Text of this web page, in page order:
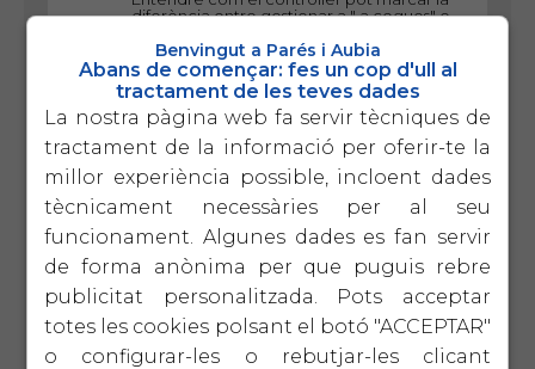
diferència entre gestionar a " a cegues" o
decisions estratègiques.
LIDERATGE
17 de setembre
Lideratge productiu
Un taller pràctic per millorar la productivitat
pròpia i la de l equip amb un lideratge
autèntic i sostenible
NOU
EDICIÓ
VERTICALS
1 d'octubre
El protocol familiar
La perdurabilitat de l'empresa familiar passa
pel diàleg intergeneracional en base a la
CONFIANÇA i el COMPROMÍS.
5ª
EDICIÓ
Benvingut a Parés i Aubia
Abans de començar: fes un cop d'ull al
tractament de les teves dades
La nostra pàgina web fa servir tècniques de
tractament de la informació per oferir-te la
millor experiència possible, incloent dades
tècnicament necessàries per al seu
funcionament. Algunes dades es fan servir
de forma anònima per que puguis rebre
publicitat personalitzada. Pots acceptar
totes les cookies polsant el botó "ACCEPTAR"
o configurar-les o rebutjar-les clicant